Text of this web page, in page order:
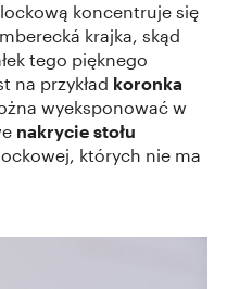
koncentruje się
krajka, skąd
tego pięknego
na przykład koronka
wyeksponować w
nakrycie stołu
których nie ma